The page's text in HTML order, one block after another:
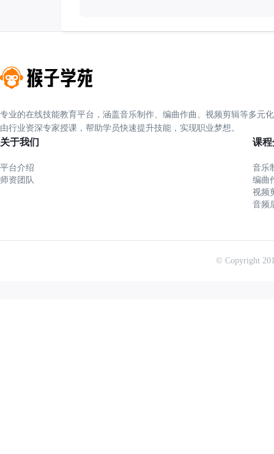
专业的在线技能教育平台，涵盖音乐制作、编曲作曲、视频剪辑等多元
由行业资深专家授课，帮助学员快速提升技能，实现职业梦想。
关于我们
平台介绍
师资团队
课
音乐
编曲
视频
音频
© Copyright